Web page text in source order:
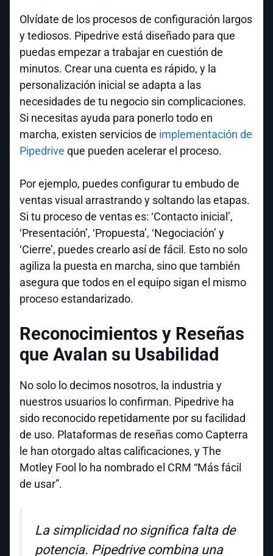
Olvídate de los procesos de configuración largos
y tediosos. Pipedrive está diseñado para que
puedas empezar a trabajar en cuestión de
minutos. Crear una cuenta es rápido, y la
personalización inicial se adapta a las
necesidades de tu negocio sin complicaciones.
Si necesitas ayuda para ponerlo todo en
marcha, existen servicios de implementación de
Pipedrive que pueden acelerar el proceso.
Por ejemplo, puedes configurar tu embudo de
ventas visual arrastrando y soltando las etapas.
Si tu proceso de ventas es: ‘Contacto inicial’,
‘Presentación’, ‘Propuesta’, ‘Negociación’ y
‘Cierre’, puedes crearlo así de fácil. Esto no solo
agiliza la puesta en marcha, sino que también
asegura que todos en el equipo sigan el mismo
proceso estandarizado.
Reconocimientos y Reseñas
que Avalan su Usabilidad
No solo lo decimos nosotros, la industria y
nuestros usuarios lo confirman. Pipedrive ha
sido reconocido repetidamente por su facilidad
de uso. Plataformas de reseñas como Capterra
le han otorgado altas calificaciones, y The
Motley Fool lo ha nombrado el CRM “Más fácil
de usar”.
La simplicidad no significa falta de
potencia. Pipedrive combina una